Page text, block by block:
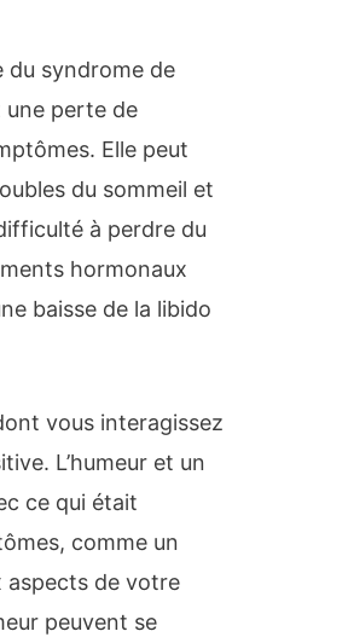
du syndrome de
une perte de
Elle peut
du sommeil et
à perdre du
hormonaux
baisse de la libido
vous interagissez
L’humeur et un
ce qui était
comme un
aspects de votre
peuvent se